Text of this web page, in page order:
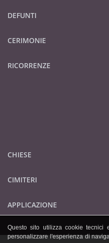
DEFUNTI
CERIMONIE
RICORRENZE
CHIESE
CIMITERI
APPLICAZIONE
Questo sito utilizza cookie
personalizzare l'esperienza di